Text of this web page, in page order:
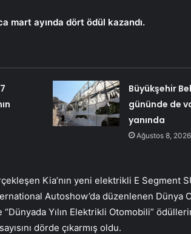
mart ayında dört ödül kazandı.
Büyükşehir
gününde de
yanında
Ağustos 8, 2026
Kia’nın yeni elektrikli E Segment
Autoshow’da düzenlenen Dünya
“Dünyada Yılın Elektrikli Otomobili”
dörde çıkarmış oldu.